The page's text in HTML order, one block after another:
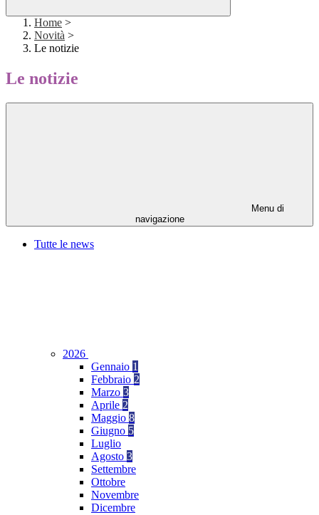
Home >
Novità >
Le notizie
Le notizie
Menu di
navigazione
Tutte le news
2026
Gennaio 1
Febbraio 2
Marzo 3
Aprile 2
Maggio 8
Giugno 5
Luglio
Agosto 3
Settembre
Ottobre
Novembre
Dicembre